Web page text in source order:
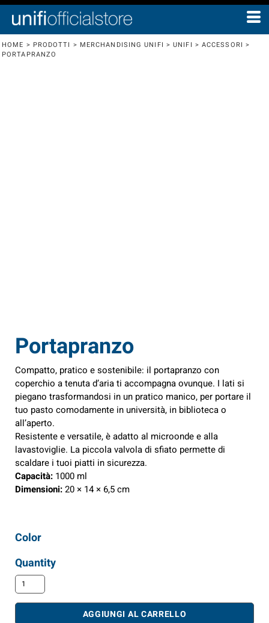
HOME > PRODOTTI > MERCHANDISING UNIFI > UNIFI > ACCESSORI >
PORTAPRANZO
Portapranzo
Compatto, pratico e sostenibile: il portapranzo con
coperchio a tenuta d’aria ti accompagna ovunque. I lati si
piegano trasformandosi in un pratico manico, per portare il
tuo pasto comodamente in università, in biblioteca o
all’aperto.
Resistente e versatile, è adatto al microonde e alla
lavastoviglie. La piccola valvola di sfiato permette di
scaldare i tuoi piatti in sicurezza.
Capacità: 1000 ml
Dimensioni:20 × 14 × 6,5 cm
Color
Quantity
AGGIUNGI AL CARRELLO